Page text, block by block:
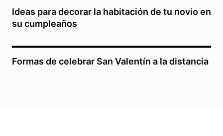
Ideas para decorar la habitación de tu novio en
su cumpleaños
Formas de celebrar San Valentín a la distancia